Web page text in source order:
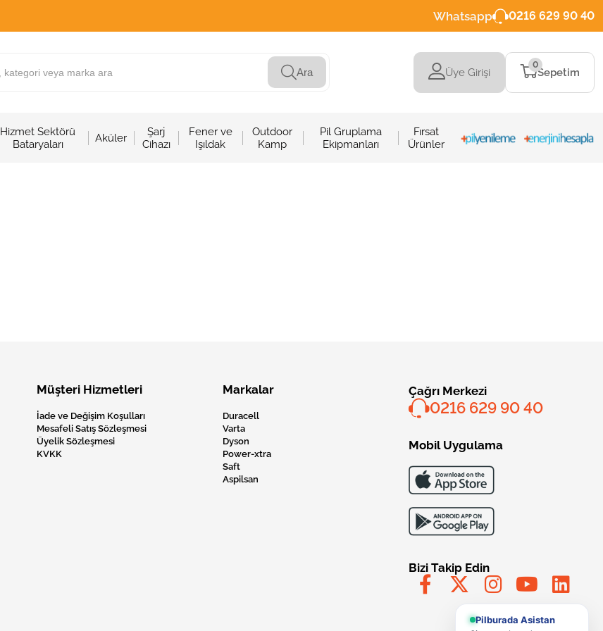
Whatsapp 0216 629 90 40
Ara Üye Girişi Sepetim
0
Hizmet Sektörü
Bataryaları
Aküler
Şarj
Cihazı
Fener ve
Işıldak
Outdoor
Kamp
Pil Gruplama
Ekipmanları
Fırsat
Ürünler
Müşteri Hizmetleri
İade ve Değişim Koşulları
Mesafeli Satış Sözleşmesi
Üyelik Sözleşmesi
KVKK
Markalar
Duracell
Varta
Dyson
Power-xtra
Saft
Aspilsan
Çağrı Merkezi
0216 629 90 40
Mobil Uygulama
Bizi Takip Edin
Pilburada Asistan